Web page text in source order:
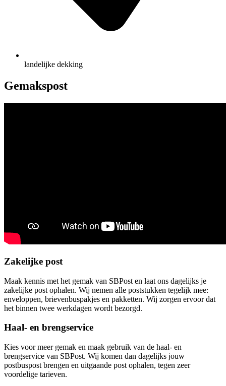
landelijke dekking
Gemakspost
Zakelijke post
Maak kennis met het gemak van SBPost en laat ons dagelijks je
zakelijke post ophalen. Wij nemen alle poststukken tegelijk mee:
enveloppen, brievenbuspakjes en pakketten. Wij zorgen ervoor dat
het binnen twee werkdagen wordt bezorgd.
Haal- en brengservice
Kies voor meer gemak en maak gebruik van de haal- en
brengservice van SBPost. Wij komen dan dagelijks jouw
postbuspost brengen en uitgaande post ophalen, tegen zeer
voordelige tarieven.